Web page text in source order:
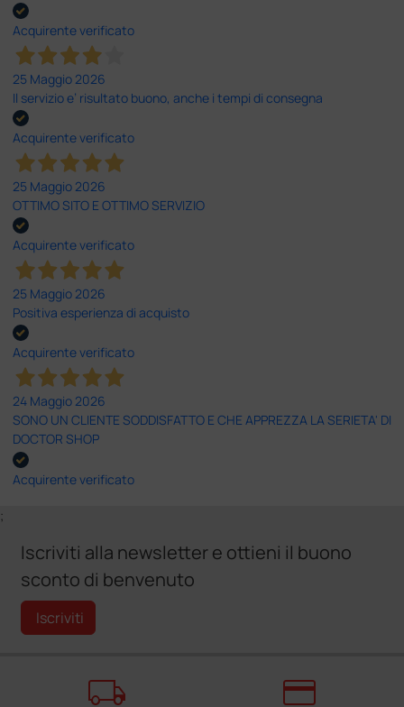
Acquirente verificato
25 Maggio 2026
Il servizio e’ risultato buono, anche i tempi di consegna
Acquirente verificato
25 Maggio 2026
OTTIMO SITO E OTTIMO SERVIZIO
Acquirente verificato
25 Maggio 2026
Positiva esperienza di acquisto
Acquirente verificato
24 Maggio 2026
SONO UN CLIENTE SODDISFATTO E CHE APPREZZA LA SERIETA' DI
DOCTOR SHOP
Acquirente verificato
;
Iscriviti alla newsletter e ottieni il buono
sconto di benvenuto
Iscriviti
local_shipping credit_card